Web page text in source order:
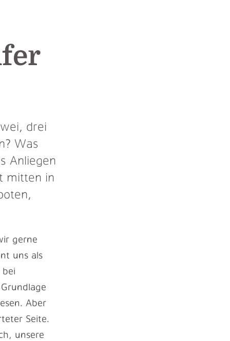
drei
Was
Anliegen
mitten in
gerne
uns als
Aber
Seite.
unsere